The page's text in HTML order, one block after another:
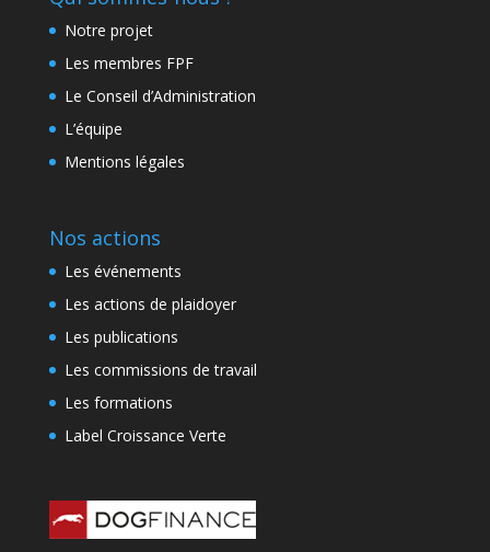
Notre projet
Les membres FPF
Le Conseil d’Administration
L’équipe
Mentions légales
Nos actions
Les événements
Les actions de plaidoyer
Les publications
Les commissions de travail
Les formations
Label Croissance Verte